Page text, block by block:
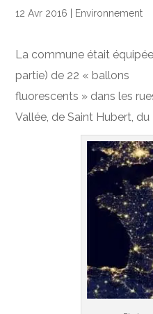
12 Avr 2016 Environnement
La commune était
partie) de 22 « ballons
fluorescents » dans les
Vallée, de Saint Hubert, du